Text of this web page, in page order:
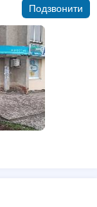
Подзвонити